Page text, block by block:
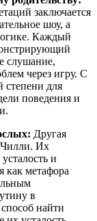
заключается
шоу, а
Каждый
слушание,
через игру. С
степени для
поведения и
Другая
Чилли. Их
и
как метафора
в
найти